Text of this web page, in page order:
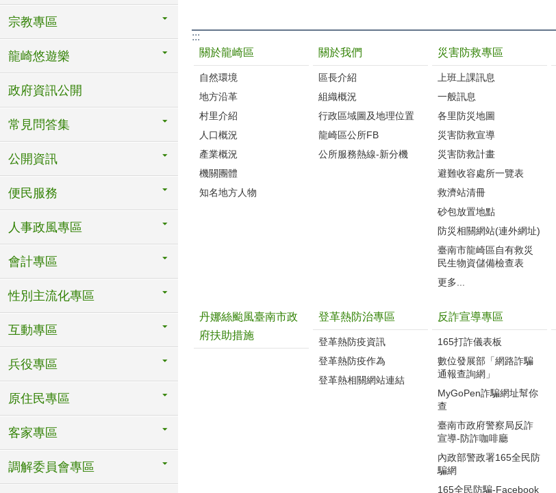
宗教專區
龍崎悠遊樂
政府資訊公開
常見問答集
公開資訊
便民服務
人事政風專區
會計專區
性別主流化專區
互動專區
兵役專區
原住民專區
客家專區
調解委員會專區
:::
關於龍崎區
自然環境
地方沿革
村里介紹
人口概況
產業概況
機關團體
知名地方人物
關於我們
區長介紹
組織概況
行政區域圖及地理位置
龍崎區公所FB
公所服務熱線-新分機
災害防救專區
上班上課訊息
一般訊息
各里防災地圖
災害防救宣導
災害防救計畫
避難收容處所一覽表
救濟站清冊
砂包放置地點
防災相關網站(連外網址)
臺南市龍崎區自有救災
民生物資儲備檢查表
更多...
丹娜絲颱風臺南市政
府扶助措施
登革熱防治專區
登革熱防疫資訊
登革熱防疫作為
登革熱相關網站連結
反詐宣導專區
165打詐儀表板
數位發展部「網路詐騙
通報查詢網」
MyGoPen詐騙網址幫你
查
臺南市政府警察局反詐
宣導-防詐咖啡廳
內政部警政署165全民防
騙網
165全民防騙-Facebook